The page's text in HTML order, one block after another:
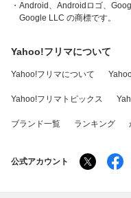
・Android、Androidロゴ、
Google LLC の商標です。
Yahoo!フリマについて
Yahoo!フリマについて
Yahoo!フリマトピックス
ブランド一覧 ランキング
公式アカウント